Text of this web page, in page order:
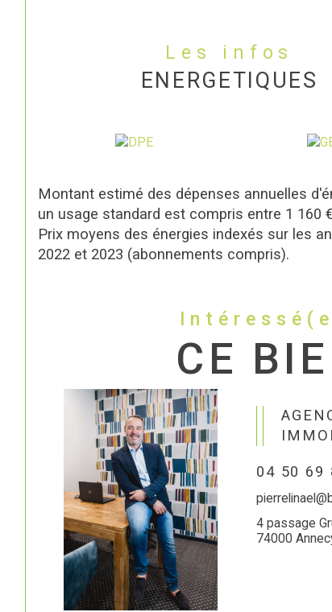
Les infos
ENERGETIQUES
Montant estimé des dépenses annuelles
un usage standard est compris entre 1 160
Prix moyens des énergies indexés sur les
2022 et 2023 (abonnements compris).
CE
04 50 69
4 passage
74000